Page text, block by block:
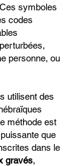
symboles
codes
personne, ou
utilisent des
méthode est
que
dans le
gravés,